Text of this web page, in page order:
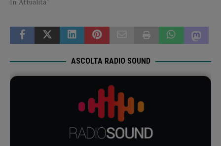
In "Attualità"
ASCOLTA RADIO SOUND